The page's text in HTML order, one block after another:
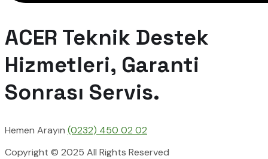
ACER Teknik Destek
Hizmetleri, Garanti
Sonrası Servis.
Hemen Arayın (0232) 450 02 02
Copyright © 2025 All Rights Reserved